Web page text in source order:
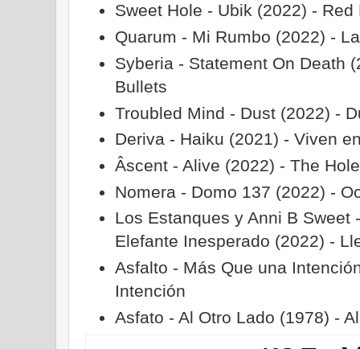
Sweet Hole - Ubik (2022) - Red
Quarum - Mi Rumbo (2022) -
Syberia - Statement On Death
Bullets
Troubled Mind - Dust (2022) -
Deriva - Haiku (2021) - Viven
Âscent - Alive (2022) - The Hole
Nomera - Domo 137 (2022) -
Los Estanques y Anni B Sweet
Elefante Inesperado (2022) -
Asfalto - Más Que una
Intención
Asfato - Al Otro Lado (1978) -